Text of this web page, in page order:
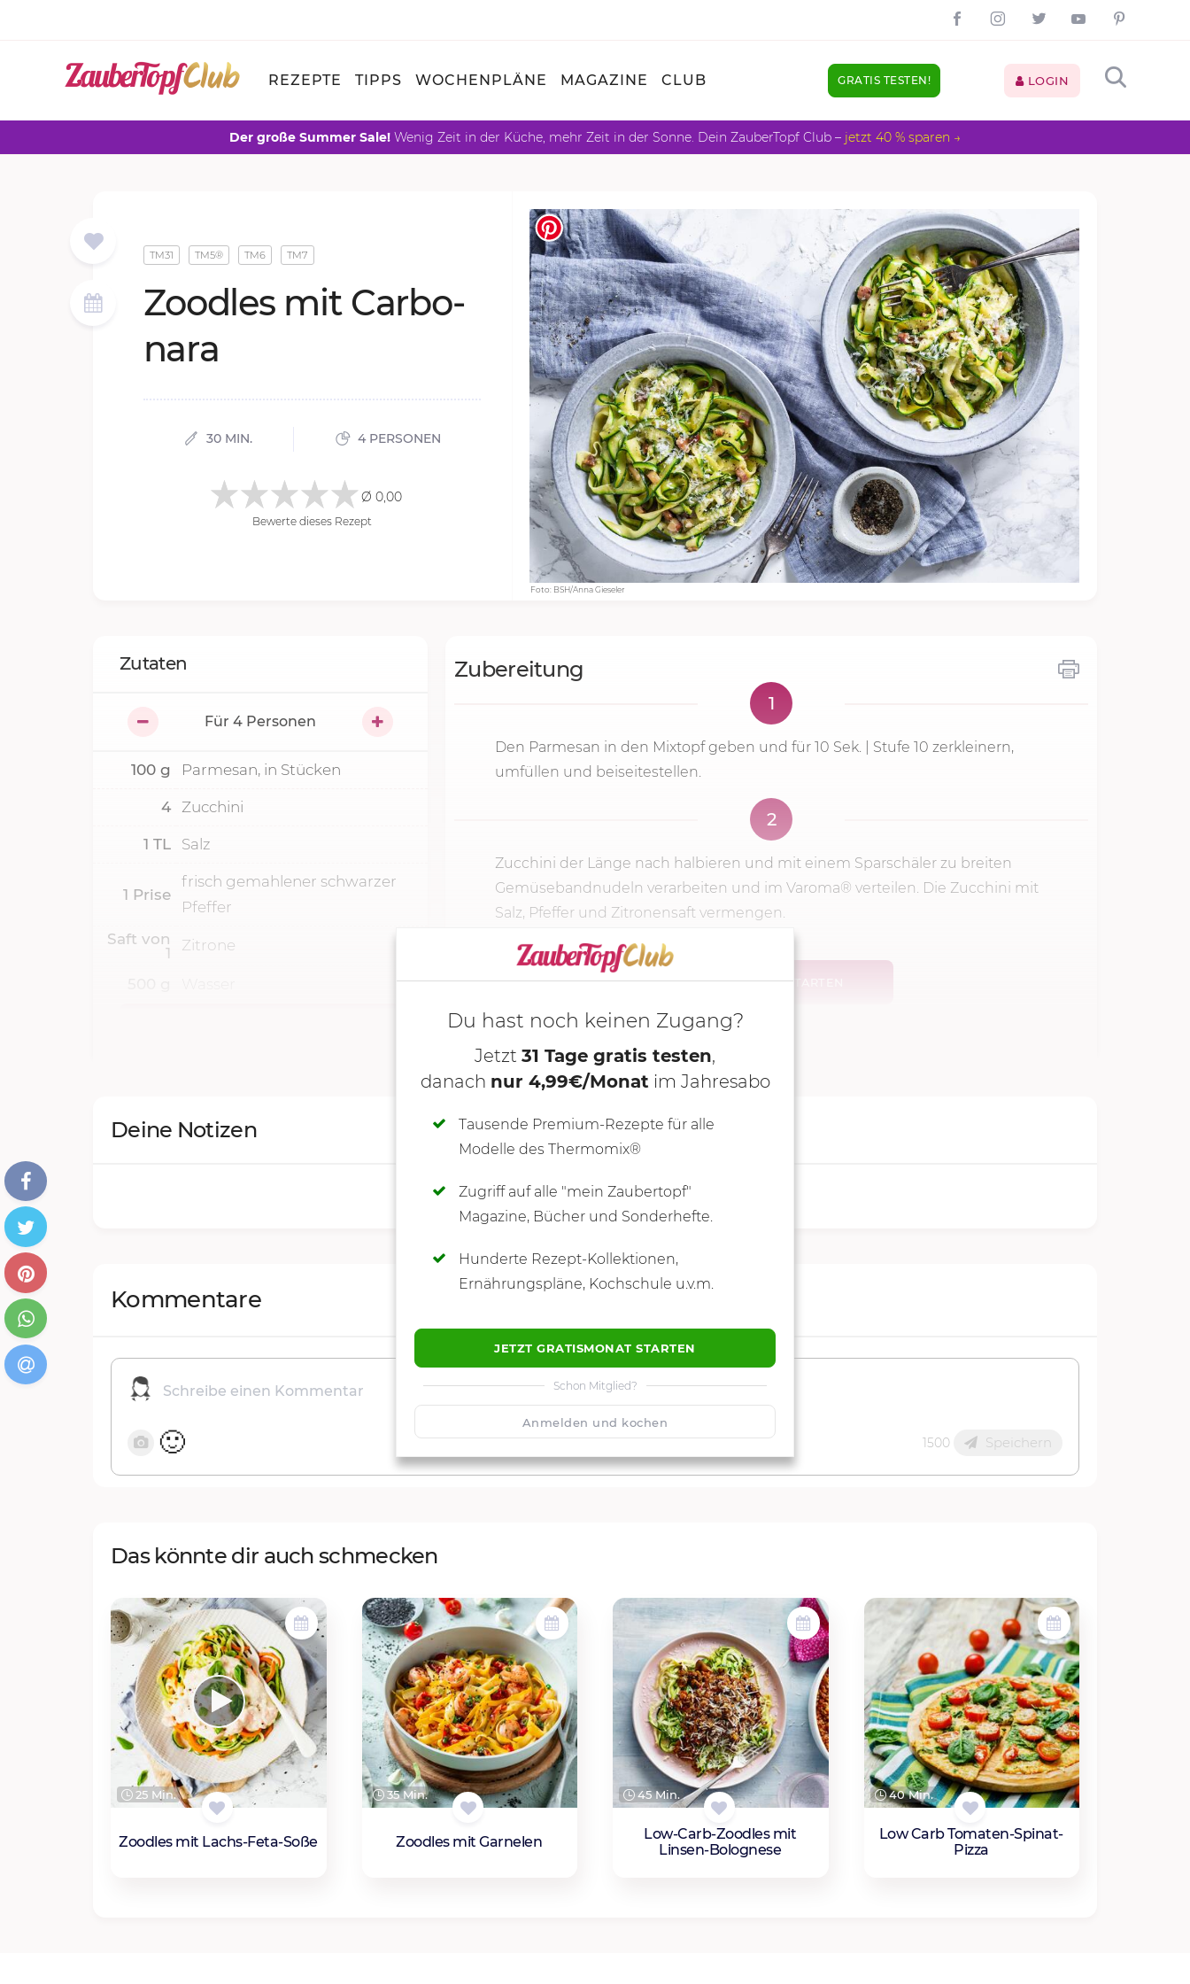
REZEPTE TIPPS WOCHENPLÄNE MAGAZINE CLUB GRATIS TESTEN! LOGIN
Der große Summer Sale! Wenig Zeit in der Küche, mehr Zeit in der Sonne. Dein ZauberTopf Club – jetzt 40 % sparen →
Foto: BSH/Anna Gieseler
TM31 TM5® TM6 TM7
Zood­les mit Ca­r­bo­
na­ra
30 MIN. 4 PERSONEN
Ø 0,00
Bewerte dieses Rezept
Zubereitung
1
Den Parmesan in den Mixtopf geben und für 10 Sek. | Stufe 10 zerkleinern,
umfüllen und beiseitestellen.
2
Zucchini der Länge nach halbieren und mit einem Sparschäler zu breiten
Gemüsebandnudeln verarbeiten und im Varoma® verteilen. Die Zucchini mit
Salz, Pfeffer und Zitronensaft vermengen.
KOCHMODUS STARTEN
Zutaten
Für 4 Personen
100 g Parmesan, in Stücken
4 Zucchini
1 TL Salz
1 Prise
frisch gemahlener schwarzer
Pfeffer
Saft von
1
Zitrone
Deine Notizen
SCHREIBE NEUE NOTIZ
Du hast noch keinen Zugang?
Jetzt 31 Tage gratis testen,
danach nur 4,99€/Monat im Jahresabo
Tausende Premium-Rezepte für alle
Modelle des Thermomix®
Zugriff auf alle "mein Zaubertopf"
Magazine, Bücher und Sonderhefte.
Hunderte Rezept-Kollektionen,
Ernährungspläne, Kochschule u.v.m.
JETZT GRATISMONAT STARTEN
Schon Mitglied?
Anmelden und kochen
Kommentare
🙂 1500 Speichern
Das könnte dir auch schmecken
25 Min.
Zoodles mit Lachs-Feta-Soße
35 Min.
Zoodles mit Garnelen
45 Min.
Low-Carb-Zoodles mit
Linsen-Bolognese
40 Min.
Low Carb Tomaten-Spinat-
Pizza